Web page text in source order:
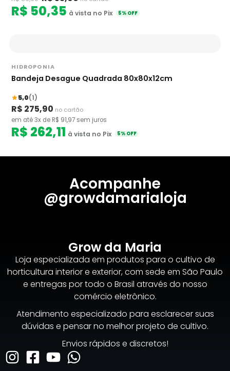
R$ 50,35 à vista no Pix 5% OFF
HIDROPONIA
Bandeja Desague Quadrada 80x80x12cm
5,0(1)
R$ 275,90 no cartão
em até 3x de R$ 91,97 sem juros
R$ 262,11 à vista no Pix 5% OFF
Acompanhe
@growdamarialoja
Grow da Maria
Loja especializada em produtos para o cultivo de
horticultura interior e exterior, com sede em São Paulo
e entregas por todo o Brasil através do nosso
comércio eletrônico.
Atendimento especializado para esclarecer suas
dúvidas e pensar no melhor projeto de cultivo.
Envios rápidos e discretos!